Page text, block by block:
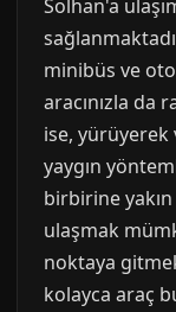
Solhan'a
minibüs ve
aracınızla da
ise, yürüyerek
yaygın
birbirine
ulaşmak
noktaya
kolayca araç